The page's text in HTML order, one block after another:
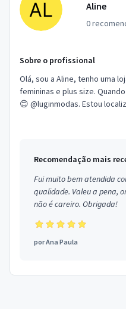
Aline
0
Sobre o profissional
Olá, sou a Aline, tenho uma
femininas e plus size.
😊 @luginmodas. Estou
Recomendação mais
Fui muito bem atendida
qualidade. Valeu a pena,
não é careiro. Obrigada!
porAna Paula